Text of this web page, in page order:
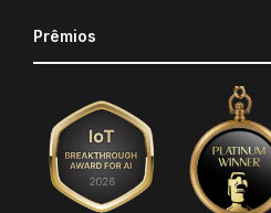
Prêmios